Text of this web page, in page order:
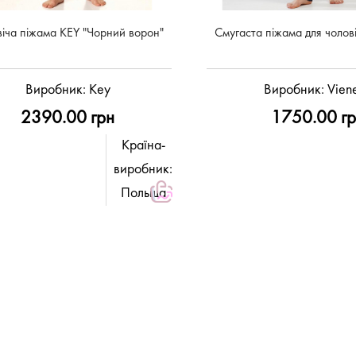
піжама KEY "Чорний ворон"
Виробник: Key
2390.00 грн
Країна-
виробник:
Польща
Смугаста піжама для
Виробник:
1750.00